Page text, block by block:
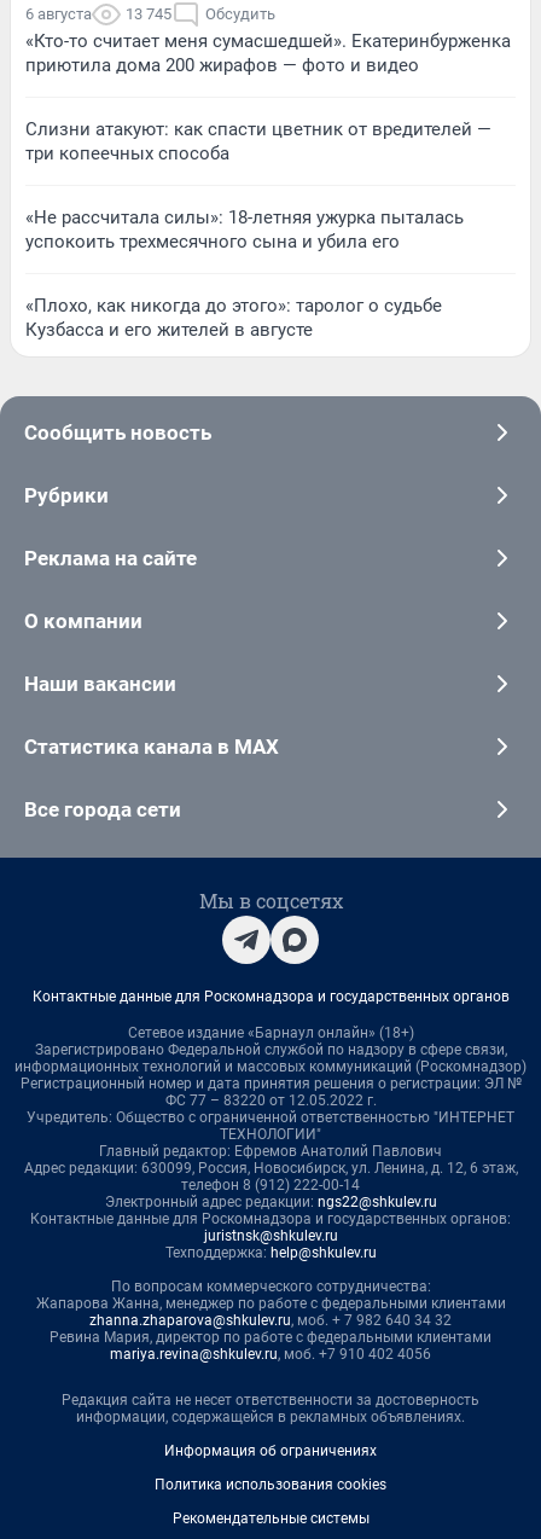
6 августа 13 745 Обсудить
«Кто-то считает меня сумасшедшей». Екатеринбурженка
приютила дома 200 жирафов — фото и видео
Слизни атакуют: как спасти цветник от вредителей —
три копеечных способа
«Не рассчитала силы»: 18-летняя ужурка пыталась
успокоить трехмесячного сына и убила его
«Плохо, как никогда до этого»: таролог о судьбе
Кузбасса и его жителей в августе
Сообщить новость
Рубрики
Реклама на сайте
О компании
Наши вакансии
Статистика канала в MAX
Все города сети
Мы в соцсетях
Контактные данные для Роскомнадзора и государственных органов
Сетевое издание «Барнаул онлайн» (18+)
Зарегистрировано Федеральной службой по надзору в сфере связи,
информационных технологий и массовых коммуникаций (Роскомнадзор)
Регистрационный номер и дата принятия решения о регистрации: ЭЛ №
ФС 77 – 83220 от 12.05.2022 г.
Учредитель: Общество с ограниченной ответственностью "ИНТЕРНЕТ
ТЕХНОЛОГИИ"
Главный редактор: Ефремов Анатолий Павлович
Адрес редакции: 630099, Россия, Новосибирск, ул. Ленина, д. 12, 6 этаж,
телефон 8 (912) 222-00-14
Электронный адрес редакции: ngs22@shkulev.ru
Контактные данные для Роскомнадзора и государственных органов:
juristnsk@shkulev.ru
Техподдержка: help@shkulev.ru
По вопросам коммерческого сотрудничества:
Жапарова Жанна, менеджер по работе с федеральными клиентами
zhanna.zhaparova@shkulev.ru, моб. + 7 982 640 34 32
Ревина Мария, директор по работе с федеральными клиентами
mariya.revina@shkulev.ru, моб. +7 910 402 4056
Редакция сайта не несет ответственности за достоверность
информации, содержащейся в рекламных объявлениях.
Информация об ограничениях
Политика использования cookies
Рекомендательные системы